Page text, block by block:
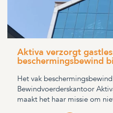
Aktiva verzorgt
beschermingsbewind
Het vak
Bewindvoerderskantoor
maakt het haar missie om